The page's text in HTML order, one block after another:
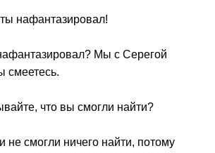
нафантазировал!
Мы с Серегой
смеетесь.
что вы смогли найти?
смогли ничего найти, потому